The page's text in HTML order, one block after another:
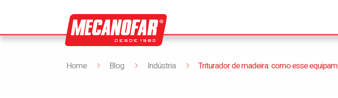
Home Blog Indústria Triturador de madeira: como esse